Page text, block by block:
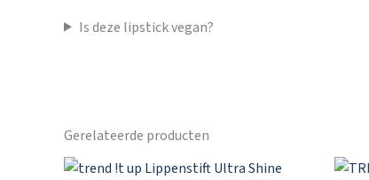
Is deze lipstick vegan?
Gerelateerde producten